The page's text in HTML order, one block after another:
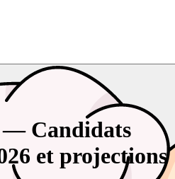
— Candidats
et projections